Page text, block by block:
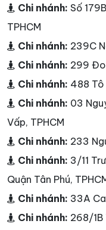
Chi nhánh: Số
TPHCM
Chi nhánh: 239C
Chi nhánh: 299
Chi nhánh: 488 Tô
Chi nhánh: 03
Vấp, TPHCM
Chi nhánh: 233
Chi nhánh: 3/11
Quận Tân Phú,
Chi nhánh: 33A
Chi nhánh: 268/1B